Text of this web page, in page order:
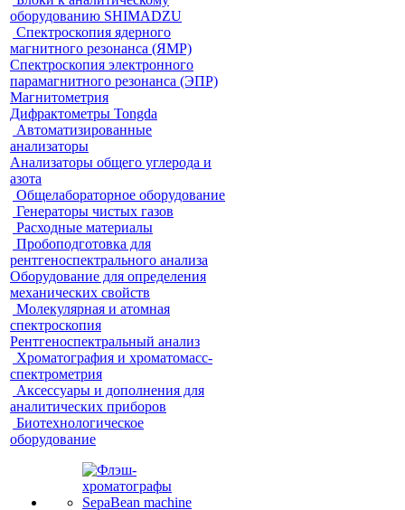
оборудованию SHIMADZU
Спектроскопия ядерного
магнитного резонанса (ЯМР)
Спектроскопия электронного
парамагнитного резонанса (ЭПР)
Магнитометрия
Дифрактометры Tongda
Автоматизированные
анализаторы
Анализаторы общего углерода и
азота
Общелабораторное оборудование
Генераторы чистых газов
Расходные материалы
Пробоподготовка для
рентгеноспектрального анализа
Оборудование для определения
механических свойств
Молекулярная и атомная
спектроскопия
Рентгеноспектральный анализ
Хроматография и хроматомасс-
спектрометрия
Аксессуары и дополнения для
аналитических приборов
Биотехнологическое
оборудование